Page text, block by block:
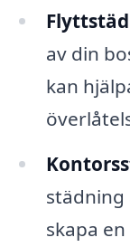
av din
kan
skapa